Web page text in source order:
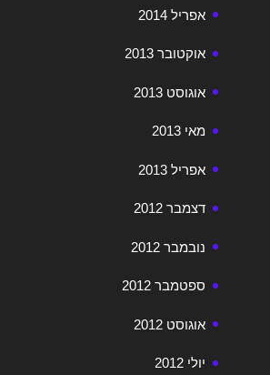
אפריל 2014
אוקטובר 2013
אוגוסט 2013
מאי 2013
אפריל 2013
דצמבר 2012
נובמבר 2012
ספטמבר 2012
אוגוסט 2012
יולי 2012